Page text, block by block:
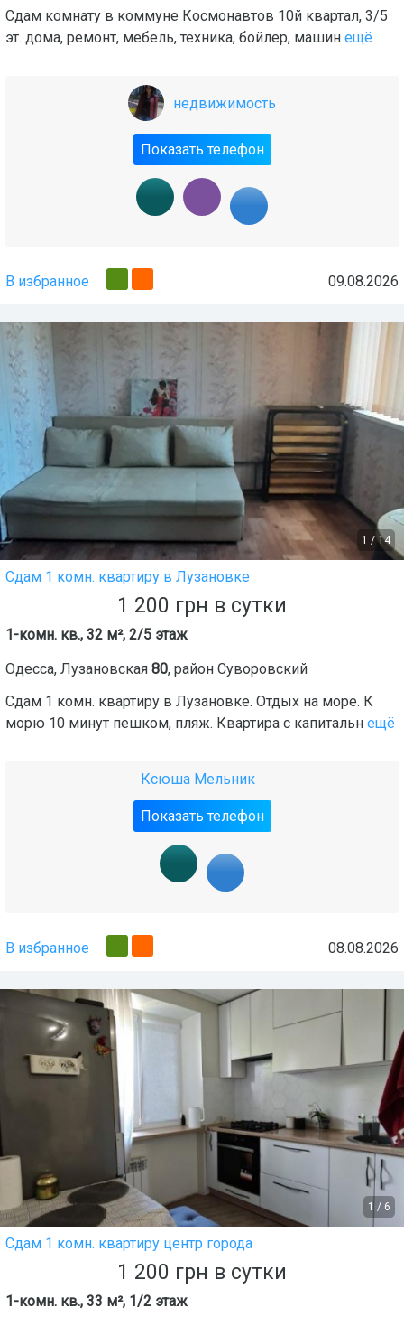
Сдам комнату в коммуне Космонавтов 10й квартал, 3/5
эт. дома, ремонт, мебель, техника, бойлер, машин ещё
недвижимость
Показать телефон
В избранное 09.08.2026
1 /14
Сдам 1 комн. квартиру в Лузановке
1 200 грн в сутки
1-комн. кв., 32 м², 2/5 этаж
Одесса, Лузановская 80, район Суворовский
Сдам 1 комн. квартиру в Лузановке. Отдых на море. К
морю 10 минут пешком, пляж. Квартира с капитальн ещё
Ксюша Мельник
Показать телефон
В избранное 08.08.2026
1 / 6
Сдам 1 комн. квартиру центр города
1 200 грн в сутки
1-комн. кв., 33 м², 1/2 этаж